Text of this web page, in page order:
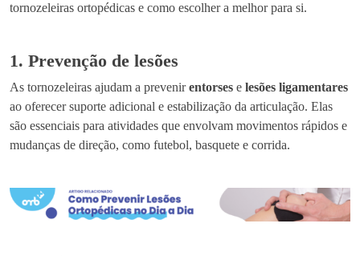
tornozeleiras ortopédicas e como escolher a melhor para si.
1. Prevenção de lesões
As tornozeleiras ajudam a prevenirentorses e lesões ligamentares
ao oferecer suporte adicional e estabilização da articulação. Elas
são essenciais para atividades que envolvam movimentos rápidos e
mudanças de direção, como futebol, basquete e corrida.